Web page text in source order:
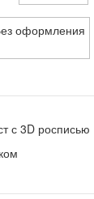
оформления
с 3D росписью